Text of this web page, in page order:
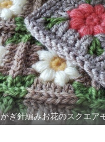
かぎ針編みお花のスクエア